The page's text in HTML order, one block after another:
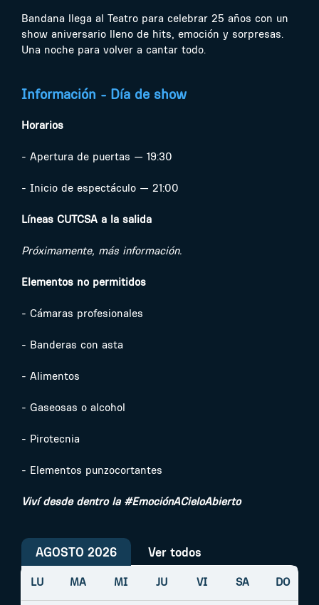
Bandana llega al Teatro para celebrar 25 años con un
show aniversario lleno de hits, emoción y sorpresas.
Una noche para volver a cantar todo.
Información - Día de show
Horarios
- Apertura de puertas — 19:30
- Inicio de espectáculo — 21:00
Líneas CUTCSA a la salida
Próximamente, más información.
Elementos no permitidos
- Cámaras profesionales
- Banderas con asta
- Alimentos
- Gaseosas o alcohol
- Pirotecnia
- Elementos punzocortantes
Viví desde dentro la #EmociónACieloAbierto
AGOSTO 2026 Ver todos
LU MA MI JU VI SA DO